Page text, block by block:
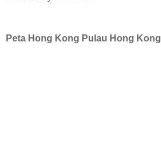
Peta Hong Kong Pulau Hong Kong